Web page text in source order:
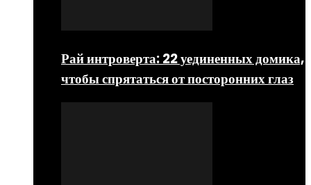
Рай интроверта: 22 уединенных домика,
чтобы спрятаться от посторонних глаз